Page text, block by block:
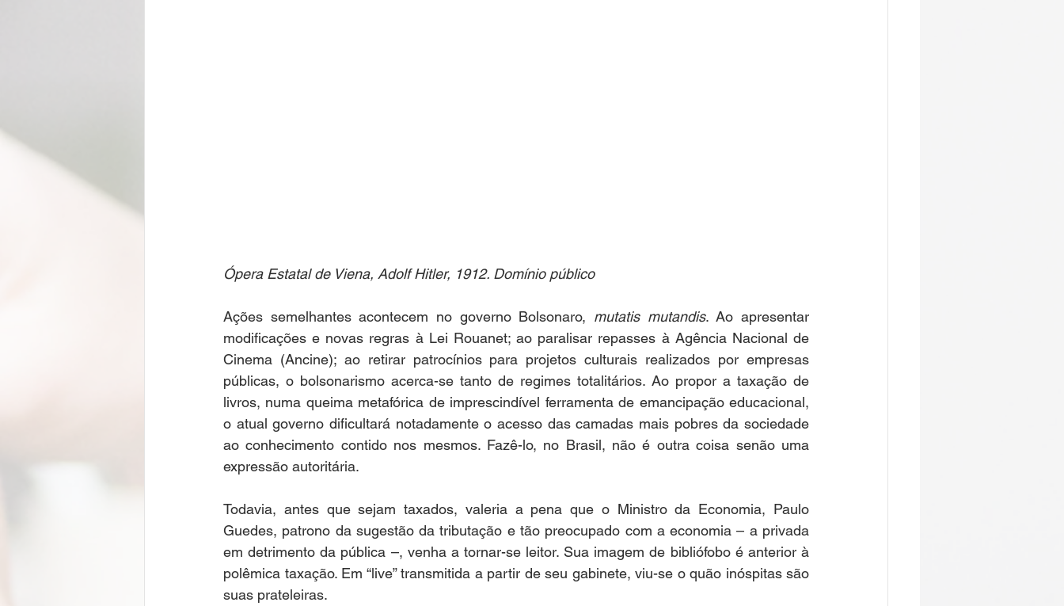
Ópera Estatal de Viena, Adolf Hitler, 1912. Domínio público
Ações semelhantes acontecem no governo Bolsonaro, mutatis mutandis. Ao apresentar
modificações e novas regras à Lei Rouanet; ao paralisar repasses à Agência Nacional de
Cinema (Ancine); ao retirar patrocínios para projetos culturais realizados por empresas
públicas, o bolsonarismo acerca-se tanto de regimes totalitários. Ao propor a taxação de
livros, numa queima metafórica de imprescindível ferramenta de emancipação educacional,
o atual governo dificultará notadamente o acesso das camadas mais pobres da sociedade
ao conhecimento contido nos mesmos. Fazê-lo, no Brasil, não é outra coisa senão uma
expressão autoritária.
Todavia, antes que sejam taxados, valeria a pena que o Ministro da Economia, Paulo
Guedes, patrono da sugestão da tributação e tão preocupado com a economia – a privada
em detrimento da pública –, venha a tornar-se leitor. Sua imagem de bibliófobo é anterior à
polêmica taxação. Em “live” transmitida a partir de seu gabinete, viu-se o quão inóspitas são
suas prateleiras.